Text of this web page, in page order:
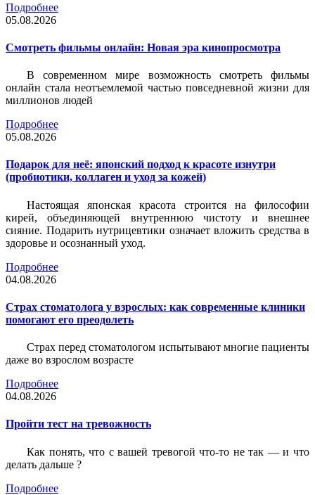
Подробнее
05.08.2026
Смотреть фильмы онлайн: Новая эра кинопросмотра
В современном мире возможность смотреть фильмы
онлайн стала неотъемлемой частью повседневной жизни для
миллионов людей
Подробнее
05.08.2026
Подарок для неё: японский подход к красоте изнутри
(пробиотики, коллаген и уход за кожей)
Настоящая японская красота строится на философии
кирей, объединяющей внутреннюю чистоту и внешнее
сияние. Подарить нутрицевтики означает вложить средства в
здоровье и осознанный уход.
Подробнее
04.08.2026
Страх стоматолога у взрослых: как современные клиники
помогают его преодолеть
Страх перед стоматологом испытывают многие пациенты
даже во взрослом возрасте
Подробнее
04.08.2026
Пройти тест на тревожность
Как понять, что с вашей тревогой что-то не так — и что
делать дальше ?
Подробнее